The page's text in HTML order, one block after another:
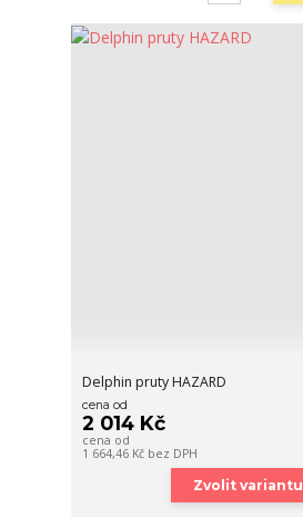
Delphin pruty HAZARD
cena od
2 014 Kč
cena od
1 664,46 Kč bez DPH
Zvolit variantu